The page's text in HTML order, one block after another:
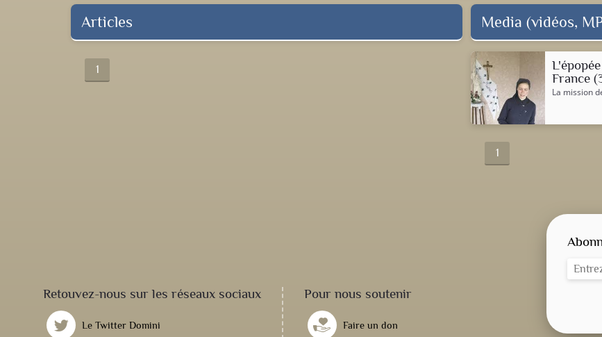
Articles
1
Media (vidéos,
France
La mission
1
Retouvez-nous sur les réseaux sociaux
Le Twitter Domini
Pour nous soutenir
Faire un don